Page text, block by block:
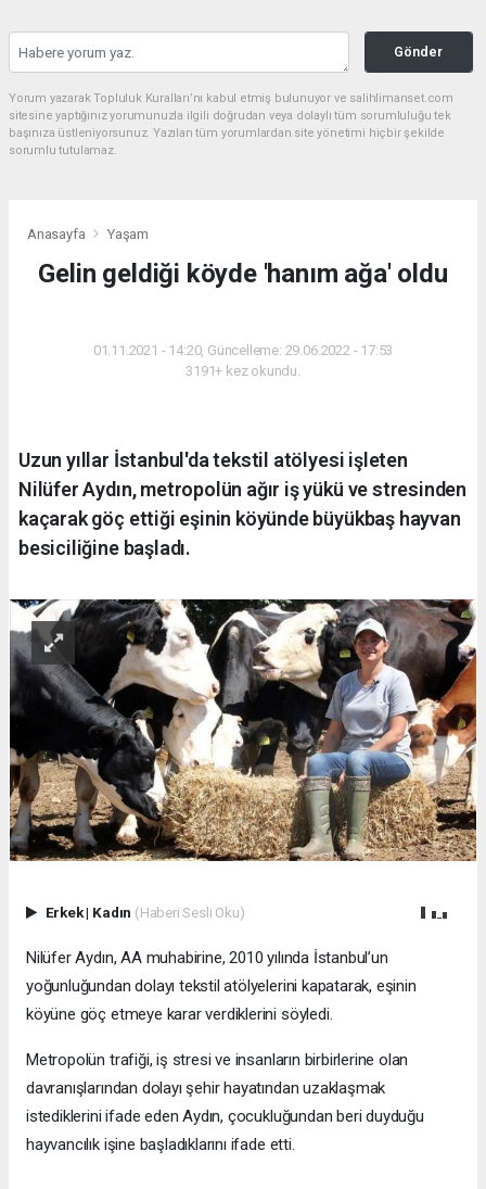
Gönder
Yorum yazarak Topluluk Kuralları’nı kabul etmiş bulunuyor ve salihlimanset.com
sitesine yaptığınız yorumunuzla ilgili doğrudan veya dolaylı tüm sorumluluğu tek
başınıza üstleniyorsunuz. Yazılan tüm yorumlardan site yönetimi hiçbir şekilde
sorumlu tutulamaz.
Anasayfa Yaşam
Gelin geldiği köyde 'hanım ağa' oldu
01.11.2021 - 14:20, Güncelleme: 29.06.2022 - 17:53
3191+ kez okundu.
Uzun yıllar İstanbul'da tekstil atölyesi işleten
Nilüfer Aydın, metropolün ağır iş yükü ve stresinden
kaçarak göç ettiği eşinin köyünde büyükbaş hayvan
besiciliğine başladı.
Erkek| Kadın (Haberi Sesli Oku)
Nilüfer Aydın, AA muhabirine, 2010 yılında İstanbul’un
yoğunluğundan dolayı tekstil atölyelerini kapatarak, eşinin
köyüne göç etmeye karar verdiklerini söyledi.
Metropolün trafiği, iş stresi ve insanların birbirlerine olan
davranışlarından dolayı şehir hayatından uzaklaşmak
istediklerini ifade eden Aydın, çocukluğundan beri duyduğu
hayvancılık işine başladıklarını ifade etti.